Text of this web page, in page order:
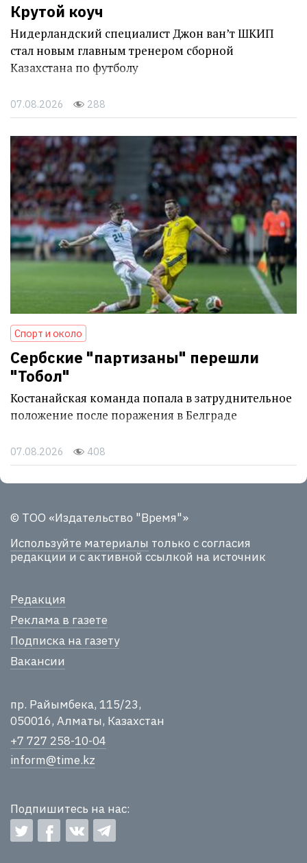
Крутой коуч
Нидерландский специалист Джон ван’т ШКИП
стал новым главным тренером сборной
Казахстана по футболу
07.08.2026 288
Спорт и около
Сербские "партизаны" перешли
"Тобол"
Костанайская команда попала в затруднительное
положение после поражения в Белграде
07.08.2026 408
© ТОО «Издательство "Время"»
Используйте материалы только с согласия
редакции и с активной ссылкой на источник
Редакция
Реклама в газете
Подписка на газету
Вакансии
пр. Райымбека, 115/23,
050016, Алматы, Казахстан
+7 727 258-10-04
inform@time.kz
Подпишитесь на нас: